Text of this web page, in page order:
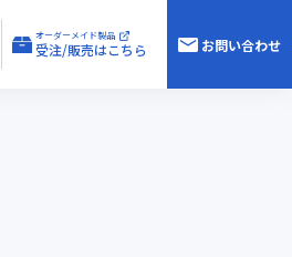
オーダーメイド製品
受注/販売はこちら お問い合わせ